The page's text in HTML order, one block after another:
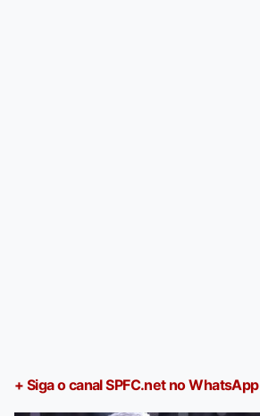
+ Siga o canal SPFC.net no WhatsApp